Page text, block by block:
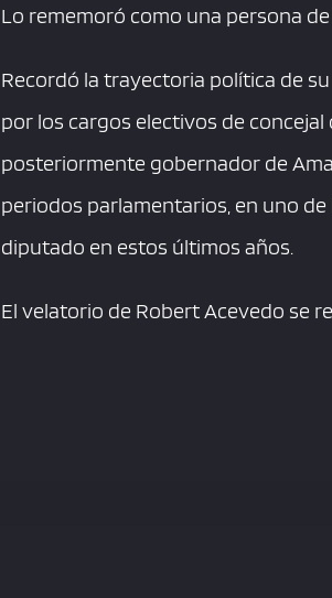
Lo rememoró como una persona
Recordó la trayectoria política de
por los cargos electivos de
posteriormente gobernador de
periodos parlamentarios, en uno
diputado en estos últimos años.
El velatorio de Robert Acevedo se